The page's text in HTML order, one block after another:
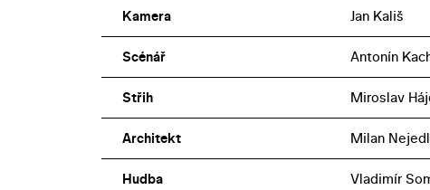
Kamera Jan Kališ
Scénář Antonín
Střih Miroslav
Architekt Milan
Hudba Vladimír